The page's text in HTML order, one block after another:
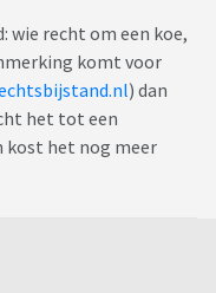
wie recht om een koe,
komt voor
) dan
het tot een
kost het nog meer